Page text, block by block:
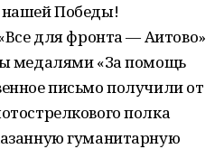
нашей Победы!
для фронта — Аитово»
медалями «За помощь
письмо получили от
полка
гуманитарную